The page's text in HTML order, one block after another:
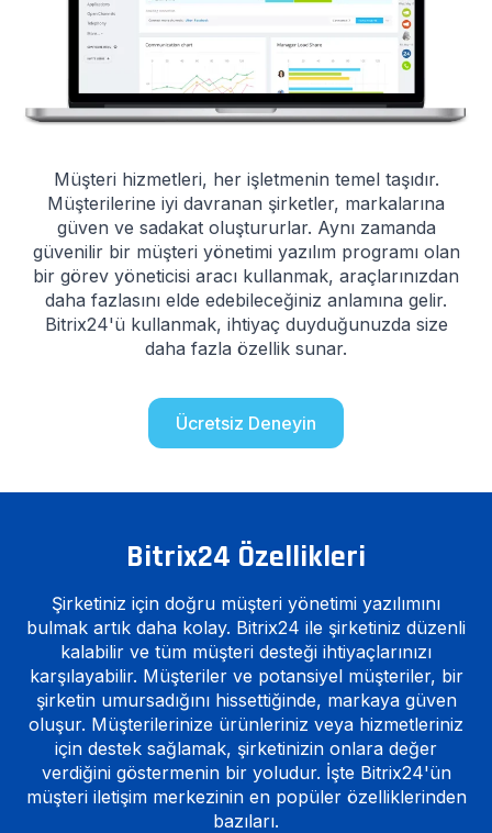
Müşteri hizmetleri, her işletmenin temel taşıdır.
Müşterilerine iyi davranan şirketler, markalarına
güven ve sadakat oluştururlar. Aynı zamanda
güvenilir bir müşteri yönetimi yazılım programı olan
bir görev yöneticisi aracı kullanmak, araçlarınızdan
daha fazlasını elde edebileceğiniz anlamına gelir.
Bitrix24'ü kullanmak, ihtiyaç duyduğunuzda size
daha fazla özellik sunar.
Ücretsiz Deneyin
Bitrix24 Özellikleri
Şirketiniz için doğru müşteri yönetimi yazılımını
bulmak artık daha kolay. Bitrix24 ile şirketiniz düzenli
kalabilir ve tüm müşteri desteği ihtiyaçlarınızı
karşılayabilir. Müşteriler ve potansiyel müşteriler, bir
şirketin umursadığını hissettiğinde, markaya güven
oluşur. Müşterilerinize ürünleriniz veya hizmetleriniz
için destek sağlamak, şirketinizin onlara değer
verdiğini göstermenin bir yoludur. İşte Bitrix24'ün
müşteri iletişim merkezinin en popüler özelliklerinden
bazıları.